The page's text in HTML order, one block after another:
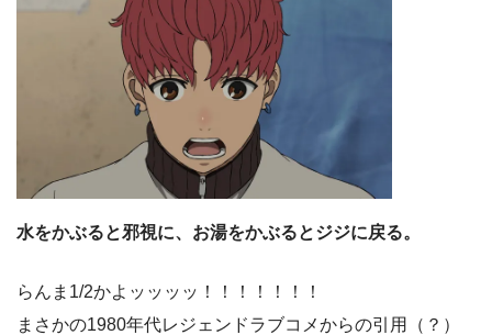
水をかぶると邪視に、お湯をかぶるとジジに戻る。
らんま1/2かよッッッッ！！！！！！！
まさかの1980年代レジェンドラブコメからの引用（？）